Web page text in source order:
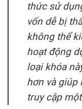
thức sử
vốn dễ bị
không thể
hoạt động
loại khóa
hơn và giúp
truy cập